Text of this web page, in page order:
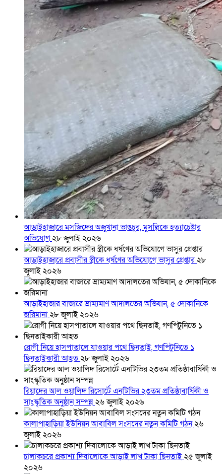
আড়াইহাজারে মস‌জি‌দের অজুখানা ভাঙচুর, মুসল্লিকে হত্যাচেষ্টার
অভিযোগ২৮ জুলাই ২০২৬
আড়াইহাজারে প্রবাসীর স্ত্রীকে ধর্ষণের অভিযোগে ভাসুর গ্রেপ্তার২৮
জুলাই ২০২৬
আড়াইহাজার বাজারে ভ্রাম্যমাণ আদালতের অভিযান, ৫ দোকানিকে
জরিমানা২৮ জুলাই ২০২৬
রোগী নিয়ে হাসপাতালে যাওয়ার পথে ছিনতাই, গণপিটুনিতে ১
ছিনতাইকারী আহত২৮ জুলাই ২০২৬
রিয়াদের আল ওয়ালিদ রিসোর্টে এনটিভির ২৩তম প্রতিষ্ঠাবার্ষিকী ও
সাংস্কৃতিক অনুষ্ঠান সম্পন্ন২৬ জুলাই ২০২৬
কালাপাহাড়িয়া ইউনিয়ন আবাবিল সংসদের নতুন কমিটি গঠন২৬
জুলাই ২০২৬
চালাকচরে প্রকাশ্য দিবালোকে আড়াই লাখ টাকা ছিনতাই২৫ জুলাই
২০২৬